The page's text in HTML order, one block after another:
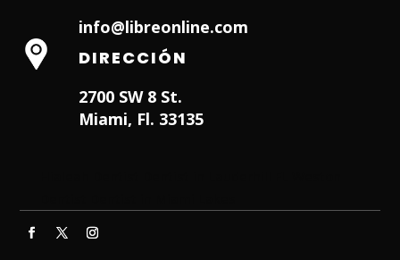
info@libreonline.com
DIRECCIÓN
2700 SW 8 St.
Miami, Fl. 33135